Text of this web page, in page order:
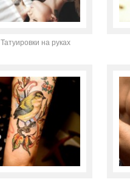
Татуировки на руках